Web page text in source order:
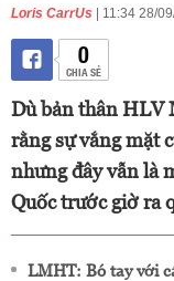
Loris CarrUs | 11:34 28/
0
CHIA SẺ
Dù bản thân HLV
rằng sự vắng mặt
nhưng đây vẫn là
Quốc trước giờ ra
LMHT: Bó tay với